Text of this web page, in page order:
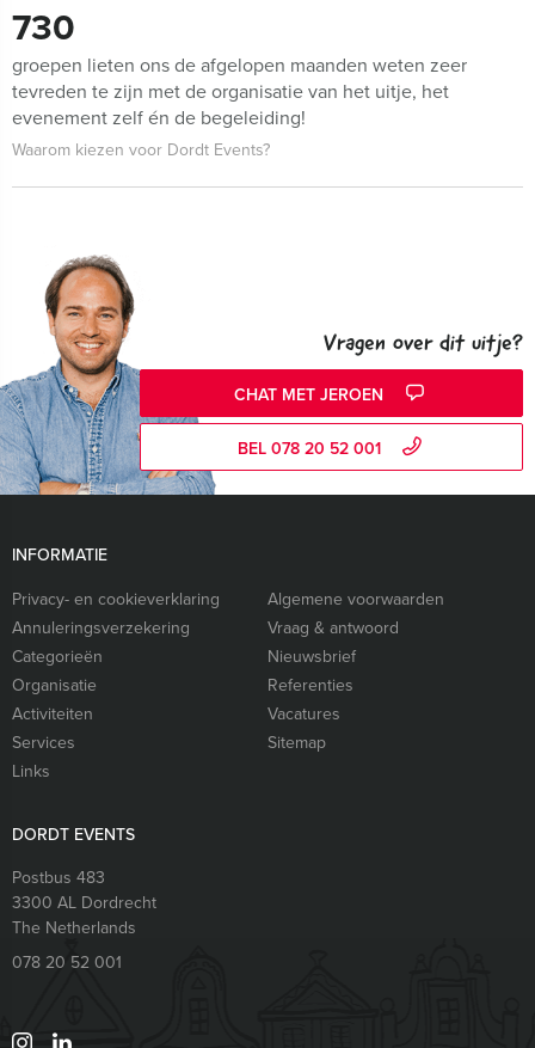
730
groepen lieten ons de afgelopen maanden weten zeer
tevreden te zijn met de organisatie van het uitje, het
evenement zelf én de begeleiding!
Waarom kiezen voor Dordt Events?
Vragen over dit uitje?
CHAT MET JEROEN
BEL 078 20 52 001
INFORMATIE
Privacy- en cookieverklaring
Algemene voorwaarden
Annuleringsverzekering
Vraag & antwoord
Categorieën
Nieuwsbrief
Organisatie
Referenties
Activiteiten
Vacatures
Services
Sitemap
Links
DORDT EVENTS
Postbus 483
3300 AL Dordrecht
The Netherlands
078 20 52 001